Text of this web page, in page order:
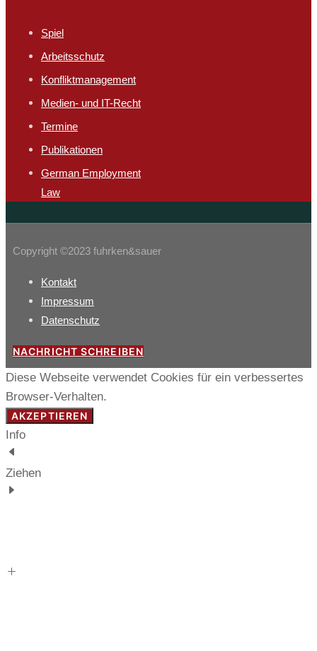
Spiel
Arbeitsschutz​
Konfliktmanagement
Medien- und IT-Recht
Termine
Publikationen
German Employment
Law
Copyright ©2023 fuhrken&sauer
Kontakt
Impressum
Datenschutz
NACHRICHT SCHREIBEN
Diese Webseite verwendet Cookies für ein verbessertes
Browser-Verhalten.
AKZEPTIEREN
Info
Ziehen